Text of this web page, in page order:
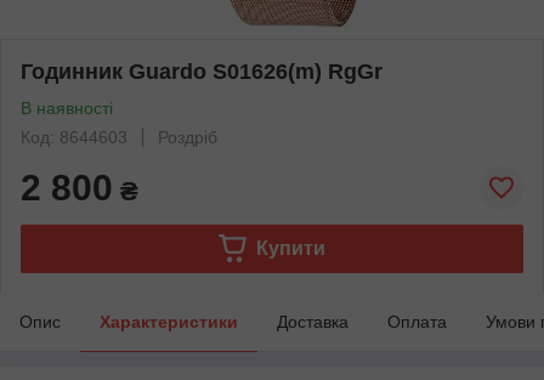
Годинник Guardo S01626(m) RgGr
В наявності
Код: 8644603
Роздріб
2 800 ₴
Купити
Опис Характеристики Доставка Оплата Умови